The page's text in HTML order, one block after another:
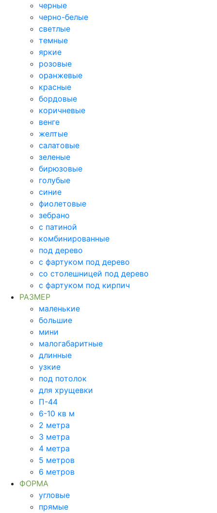
черные
черно-белые
светлые
темные
яркие
розовые
оранжевые
красные
бордовые
коричневые
венге
желтые
салатовые
зеленые
бирюзовые
голубые
синие
фиолетовые
зебрано
с патиной
комбинированные
под дерево
с фартуком под дерево
со столешницей под дерево
с фартуком под кирпич
РАЗМЕР
маленькие
большие
мини
малогабаритные
длинные
узкие
под потолок
для хрущевки
П-44
6-10 кв м
2 метра
3 метра
4 метра
5 метров
6 метров
ФОРМА
угловые
прямые